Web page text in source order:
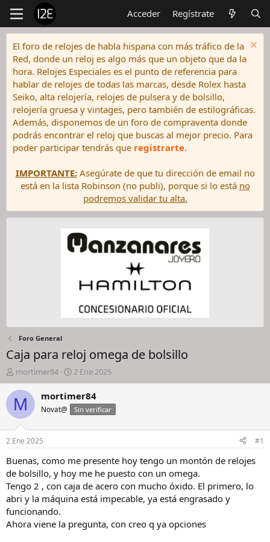
Acceder Regístrate
El foro de relojes de habla hispana con más tráfico de la
Red, donde un reloj es algo más que un objeto que da la
hora. Relojes Especiales es el punto de referencia para
hablar de relojes de todas las marcas, desde Rolex hasta
Seiko, alta relojería, relojes de pulsera y de bolsillo,
relojería gruesa y vintages, pero también de estilográficas.
Además, disponemos de un foro de compraventa donde
podrás encontrar el reloj que buscas al mejor precio. Para
poder participar tendrás que registrarte.
IMPORTANTE:Asegúrate de que tu dirección de email no
está en la lista Robinson (no publi), porque si lo está no
podremos validar tu alta.
Foro General
Caja para reloj omega de bolsillo
I
n
i
c
a
d
o
r
d
e
l
h
i
l
mortimer84
F
e
c
h
a
i
n
c
i
o
2 Ene 2025
M mortimer84
Novat@ Sin verificar
2 Ene 2025 #1
Buenas, como me presente hoy tengo un montón de relojes
de bolsillo, y hoy me he puesto con un omega.
Tengo 2 , con caja de acero con mucho óxido. El primero, lo
abri y la máquina está impecable, ya está engrasado y
funcionando.
Ahora viene la pregunta, con creo q ya opciones